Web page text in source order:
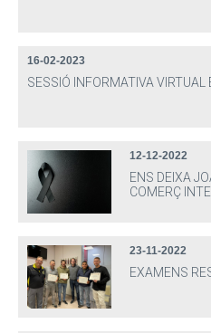
16-02-2023
SESSIÓ INFORMATIVA VIRTUAL
12-12-2022
ENS DEIXA
COMERÇ
23-11-2022
EXAMENS